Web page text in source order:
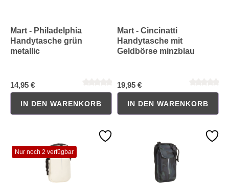
Durchschnittliche Bewertung von 0 von 5 SternenDurchschnittliche Bewertung
Mart - Philadelphia
Handytasche grün
metallic
14,95 €
IN DEN WARENKORB
Mart - Cincinatti
Handytasche mit
Geldbörse minzblau
19,95 €
IN DEN WARENKORB
Nur noch 2 verfügbar